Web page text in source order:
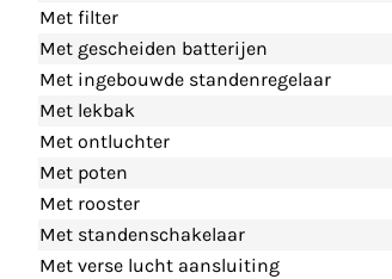
Met filter
Met gescheiden batterijen
Met ingebouwde standenregelaar
Met lekbak
Met ontluchter
Met poten
Met rooster
Met standenschakelaar
Met verse lucht aansluiting